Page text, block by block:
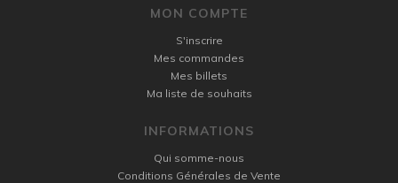
MON COMPTE
S'inscrire
Mes commandes
Mes billets
Ma liste de souhaits
INFORMATIONS
Qui somme-nous
Conditions Générales de Vente